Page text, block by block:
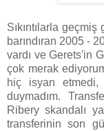
Sıkıntılarla
barındıran 2005 -
vardı ve Gerets'in
çok merak
hiç isyan etmedi,
duymadım.
Ribery skandalı
transferinin son